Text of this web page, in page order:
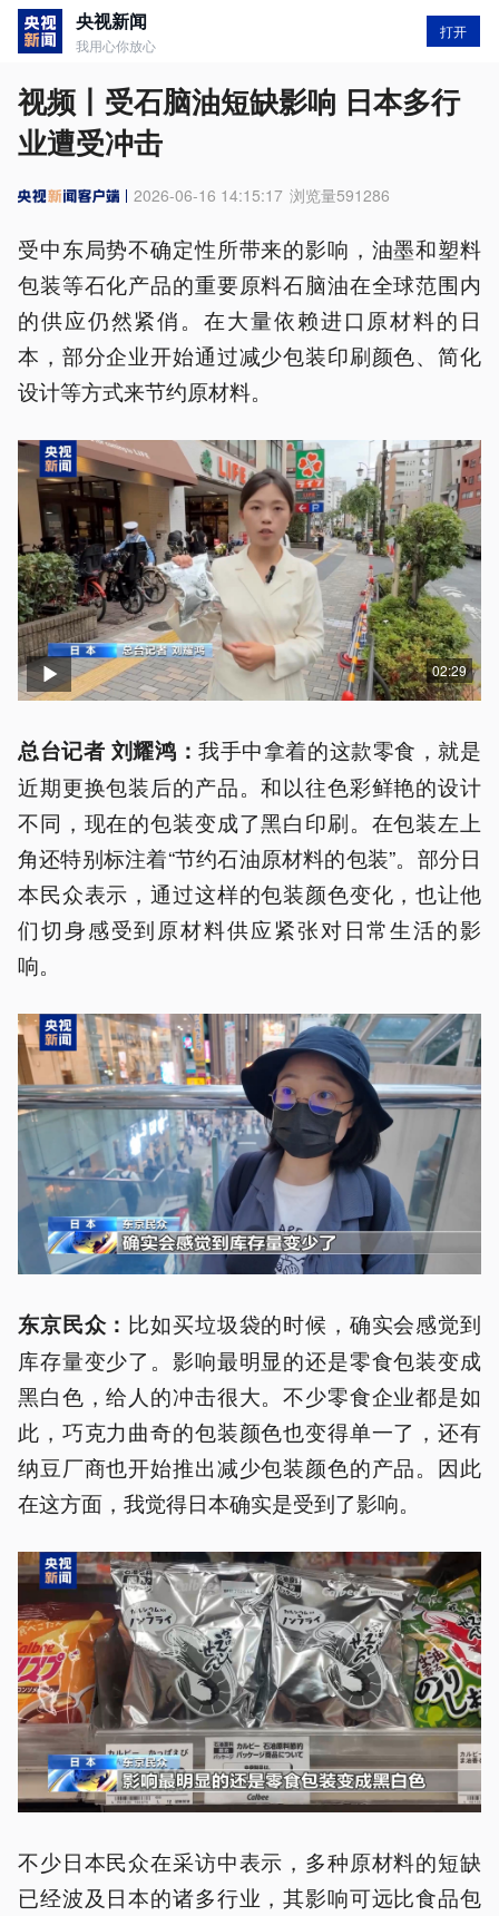
央视新闻
我用心你放心
打开
视频丨受石脑油短缺影响 日本多行
业遭受冲击
2026-06-16 14:15:17 浏览量591286
受中东局势不确定性所带来的影响，油墨和塑料
包装等石化产品的重要原料石脑油在全球范围内
的供应仍然紧俏。在大量依赖进口原材料的日
本，部分企业开始通过减少包装印刷颜色、简化
设计等方式来节约原材料。
02:29
总台记者 刘耀鸿：我手中拿着的这款零食，就是
近期更换包装后的产品。和以往色彩鲜艳的设计
不同，现在的包装变成了黑白印刷。在包装左上
角还特别标注着“节约石油原材料的包装”。部分日
本民众表示，通过这样的包装颜色变化，也让他
们切身感受到原材料供应紧张对日常生活的影
响。
东京民众： 比如买垃圾袋的时候，确实会感觉到
库存量变少了。影响最明显的还是零食包装变成
黑白色，给人的冲击很大。不少零食企业都是如
此，巧克力曲奇的包装颜色也变得单一了，还有
纳豆厂商也开始推出减少包装颜色的产品。因此
在这方面，我觉得日本确实是受到了影响。
不少日本民众在采访中表示，多种原材料的短缺
已经波及日本的诸多行业，其影响可远比食品包